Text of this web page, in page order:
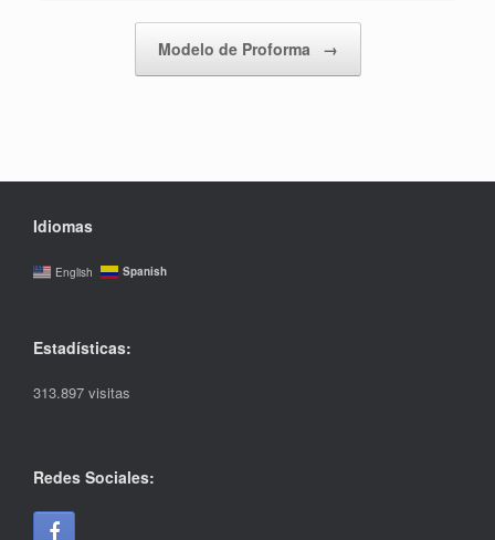
Modelo de Proforma →
Idiomas
English Spanish
Estadísticas:
313.897 visitas
Redes Sociales: